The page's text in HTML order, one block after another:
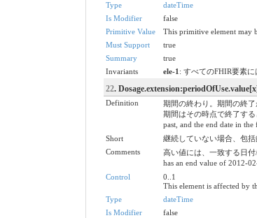
Type
dateTime
Is Modifier
false
Primitive Value
This primitive element may
Must Support
true
Summary
true
Invariants
ele-1 : すべてのFHIR要素に
22.
Definition
期間の終わり。期間の終
期間はその時点で終了する
past, and the end date in
Short
継続していない場合、包
Comments
高い値には、一致する日
has an end value of 2012-
Control
0..1
This element is affected by
Type
dateTime
Is Modifier
false